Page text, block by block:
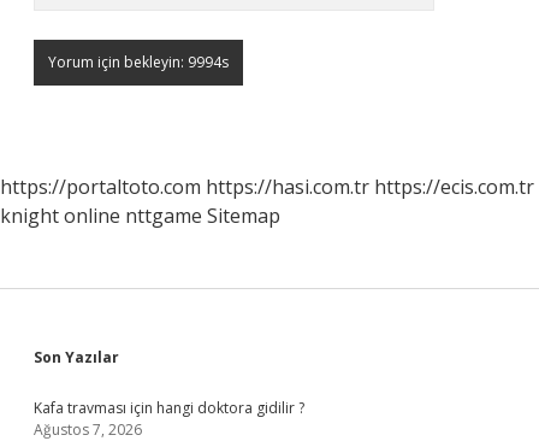
https://portaltoto.com https://hasi.com.tr https://ecis.com.tr
knight online nttgame Sitemap
Sidebar
Son Yazılar
Kafa travması için hangi doktora gidilir ?
Ağustos 7, 2026